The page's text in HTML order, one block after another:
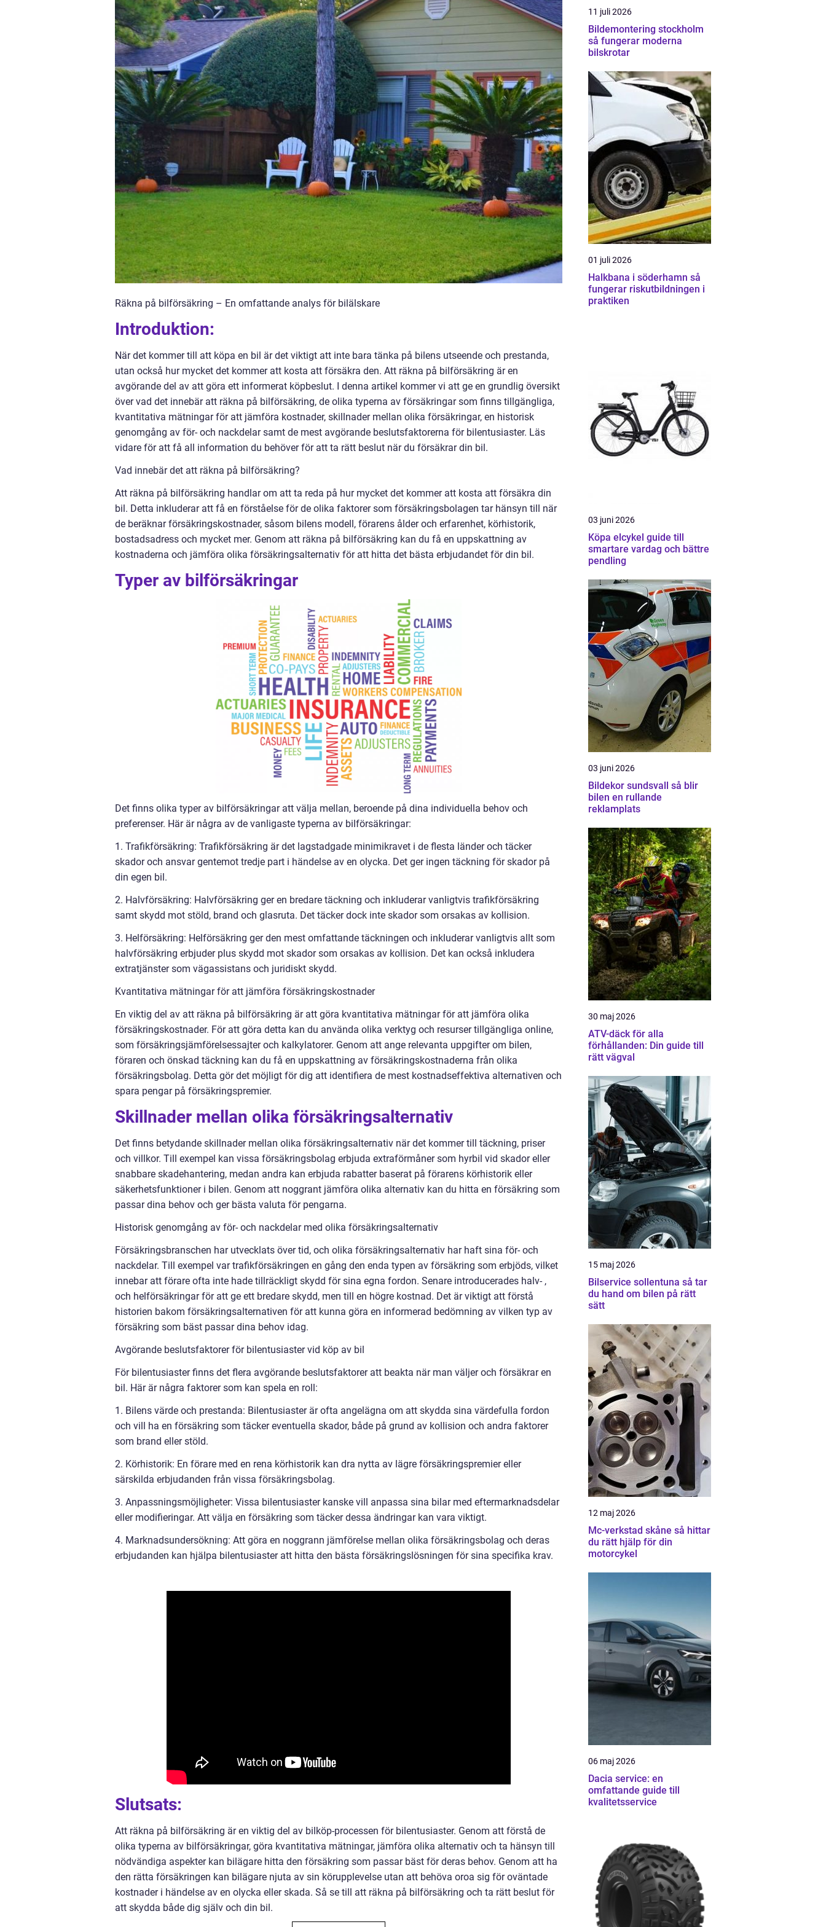
Räkna på bilförsäkring – En omfattande analys för bilälskare
Introduktion:
När det kommer till att köpa en bil är det viktigt att inte bara tänka på bilens utseende och prestanda,
utan också hur mycket det kommer att kosta att försäkra den. Att räkna på bilförsäkring är en
avgörande del av att göra ett informerat köpbeslut. I denna artikel kommer vi att ge en grundlig översikt
över vad det innebär att räkna på bilförsäkring, de olika typerna av försäkringar som finns tillgängliga,
kvantitativa mätningar för att jämföra kostnader, skillnader mellan olika försäkringar, en historisk
genomgång av för- och nackdelar samt de mest avgörande beslutsfaktorerna för bilentusiaster. Läs
vidare för att få all information du behöver för att ta rätt beslut när du försäkrar din bil.
Vad innebär det att räkna på bilförsäkring?
Att räkna på bilförsäkring handlar om att ta reda på hur mycket det kommer att kosta att försäkra din
bil. Detta inkluderar att få en förståelse för de olika faktorer som försäkringsbolagen tar hänsyn till när
de beräknar försäkringskostnader, såsom bilens modell, förarens ålder och erfarenhet, körhistorik,
bostadsadress och mycket mer. Genom att räkna på bilförsäkring kan du få en uppskattning av
kostnaderna och jämföra olika försäkringsalternativ för att hitta det bästa erbjudandet för din bil.
Typer av bilförsäkringar
Det finns olika typer av bilförsäkringar att välja mellan, beroende på dina individuella behov och
preferenser. Här är några av de vanligaste typerna av bilförsäkringar:
1. Trafikförsäkring: Trafikförsäkring är det lagstadgade minimikravet i de flesta länder och täcker
skador och ansvar gentemot tredje part i händelse av en olycka. Det ger ingen täckning för skador på
din egen bil.
2. Halvförsäkring: Halvförsäkring ger en bredare täckning och inkluderar vanligtvis trafikförsäkring
samt skydd mot stöld, brand och glasruta. Det täcker dock inte skador som orsakas av kollision.
3. Helförsäkring: Helförsäkring ger den mest omfattande täckningen och inkluderar vanligtvis allt som
halvförsäkring erbjuder plus skydd mot skador som orsakas av kollision. Det kan också inkludera
extratjänster som vägassistans och juridiskt skydd.
Kvantitativa mätningar för att jämföra försäkringskostnader
En viktig del av att räkna på bilförsäkring är att göra kvantitativa mätningar för att jämföra olika
försäkringskostnader. För att göra detta kan du använda olika verktyg och resurser tillgängliga online,
som försäkringsjämförelsessajter och kalkylatorer. Genom att ange relevanta uppgifter om bilen,
föraren och önskad täckning kan du få en uppskattning av försäkringskostnaderna från olika
försäkringsbolag. Detta gör det möjligt för dig att identifiera de mest kostnadseffektiva alternativen och
spara pengar på försäkringspremier.
Skillnader mellan olika försäkringsalternativ
Det finns betydande skillnader mellan olika försäkringsalternativ när det kommer till täckning, priser
och villkor. Till exempel kan vissa försäkringsbolag erbjuda extraförmåner som hyrbil vid skador eller
snabbare skadehantering, medan andra kan erbjuda rabatter baserat på förarens körhistorik eller
säkerhetsfunktioner i bilen. Genom att noggrant jämföra olika alternativ kan du hitta en försäkring som
passar dina behov och ger bästa valuta för pengarna.
Historisk genomgång av för- och nackdelar med olika försäkringsalternativ
Försäkringsbranschen har utvecklats över tid, och olika försäkringsalternativ har haft sina för- och
nackdelar. Till exempel var trafikförsäkringen en gång den enda typen av försäkring som erbjöds, vilket
innebar att förare ofta inte hade tillräckligt skydd för sina egna fordon. Senare introducerades halv- ,
och helförsäkringar för att ge ett bredare skydd, men till en högre kostnad. Det är viktigt att förstå
historien bakom försäkringsalternativen för att kunna göra en informerad bedömning av vilken typ av
försäkring som bäst passar dina behov idag.
Avgörande beslutsfaktorer för bilentusiaster vid köp av bil
För bilentusiaster finns det flera avgörande beslutsfaktorer att beakta när man väljer och försäkrar en
bil. Här är några faktorer som kan spela en roll:
1. Bilens värde och prestanda: Bilentusiaster är ofta angelägna om att skydda sina värdefulla fordon
och vill ha en försäkring som täcker eventuella skador, både på grund av kollision och andra faktorer
som brand eller stöld.
2. Körhistorik: En förare med en rena körhistorik kan dra nytta av lägre försäkringspremier eller
särskilda erbjudanden från vissa försäkringsbolag.
3. Anpassningsmöjligheter: Vissa bilentusiaster kanske vill anpassa sina bilar med eftermarknadsdelar
eller modifieringar. Att välja en försäkring som täcker dessa ändringar kan vara viktigt.
4. Marknadsundersökning: Att göra en noggrann jämförelse mellan olika försäkringsbolag och deras
erbjudanden kan hjälpa bilentusiaster att hitta den bästa försäkringslösningen för sina specifika krav.
Slutsats:
Att räkna på bilförsäkring är en viktig del av bilköp-processen för bilentusiaster. Genom att förstå de
olika typerna av bilförsäkringar, göra kvantitativa mätningar, jämföra olika alternativ och ta hänsyn till
nödvändiga aspekter kan bilägare hitta den försäkring som passar bäst för deras behov. Genom att ha
den rätta försäkringen kan bilägare njuta av sin körupplevelse utan att behöva oroa sig för oväntade
kostnader i händelse av en olycka eller skada. Så se till att räkna på bilförsäkring och ta rätt beslut för
att skydda både dig själv och din bil.
11 juli 2026
Bildemontering stockholm
så fungerar moderna
bilskrotar
01 juli 2026
Halkbana i söderhamn så
fungerar riskutbildningen i
praktiken
03 juni 2026
Köpa elcykel guide till
smartare vardag och bättre
pendling
03 juni 2026
Bildekor sundsvall så blir
bilen en rullande
reklamplats
30 maj 2026
ATV-däck för alla
förhållanden: Din guide till
rätt vägval
15 maj 2026
Bilservice sollentuna så tar
du hand om bilen på rätt
sätt
12 maj 2026
Mc-verkstad skåne så hittar
du rätt hjälp för din
motorcykel
06 maj 2026
Dacia service: en
omfattande guide till
kvalitetsservice